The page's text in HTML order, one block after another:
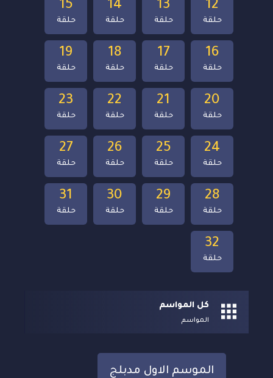
32
حلقة
31
حلقة
30
حلقة
29
حلقة
28
حلقة
27
حلقة
26
حلقة
25
حلقة
24
حلقة
23
حلقة
22
حلقة
21
حلقة
20
حلقة
19
حلقة
18
حلقة
17
حلقة
16
حلقة
15
حلقة
14
حلقة
13
حلقة
12
حلقة
كل المواسم
المواسم
الموسم الاول مدبلج